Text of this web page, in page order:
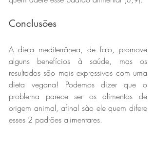
Conclusões
A dieta mediterrânea, de fato, promove
alguns benefícios à saúde, mas os
resultados são mais expressivos com uma
dieta vegana! Podemos dizer que o
problema parece ser os alimentos de
origem animal, afinal são ele quem difere
esses 2 padrões alimentares.